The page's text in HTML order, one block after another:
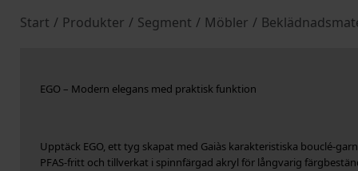
Start / Produkter / Segment / Möbler /
EGO – Modern elegans med praktisk funktion
Upptäck EGO, ett tyg skapat med Gaiàs karakteristiska bouclé-
PFAS-fritt och tillverkat i spinnfärgad akryl för långvarig